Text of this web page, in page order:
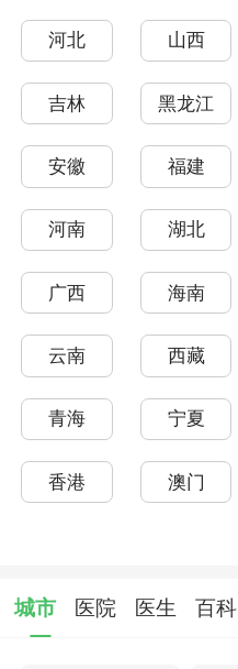
河北 山西
吉林 黑龙江
安徽 福建
河南 湖北
广西 海南
云南 西藏
青海 宁夏
香港 澳门
城市 医院 医生 百科